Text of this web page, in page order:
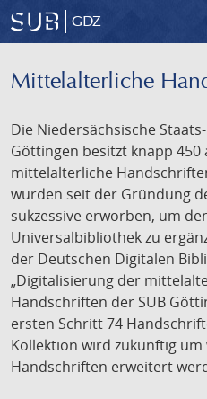
GDZ
Mittelalterliche
Die Niedersächsische
Göttingen besitzt knapp 450
mittelalterliche
wurden seit der Gründung
sukzessive erworben, um
Universalbibliothek zu
der Deutschen Digitalen
„Digitalisierung der
Handschriften der SUB
ersten Schritt 74
Kollektion wird zukünftig
Handschriften erweitert